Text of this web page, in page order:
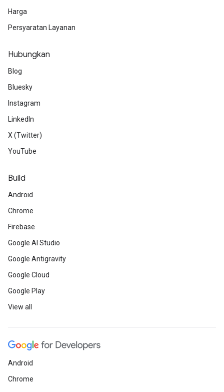
Harga
Persyaratan Layanan
Hubungkan
Blog
Bluesky
Instagram
LinkedIn
X (Twitter)
YouTube
Build
Android
Chrome
Firebase
Google AI Studio
Google Antigravity
Google Cloud
Google Play
View all
Android
Chrome